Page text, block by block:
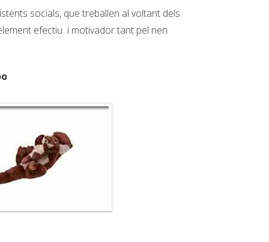
socials, que treballen al voltant dels
efectiu i motivador tant pel nen